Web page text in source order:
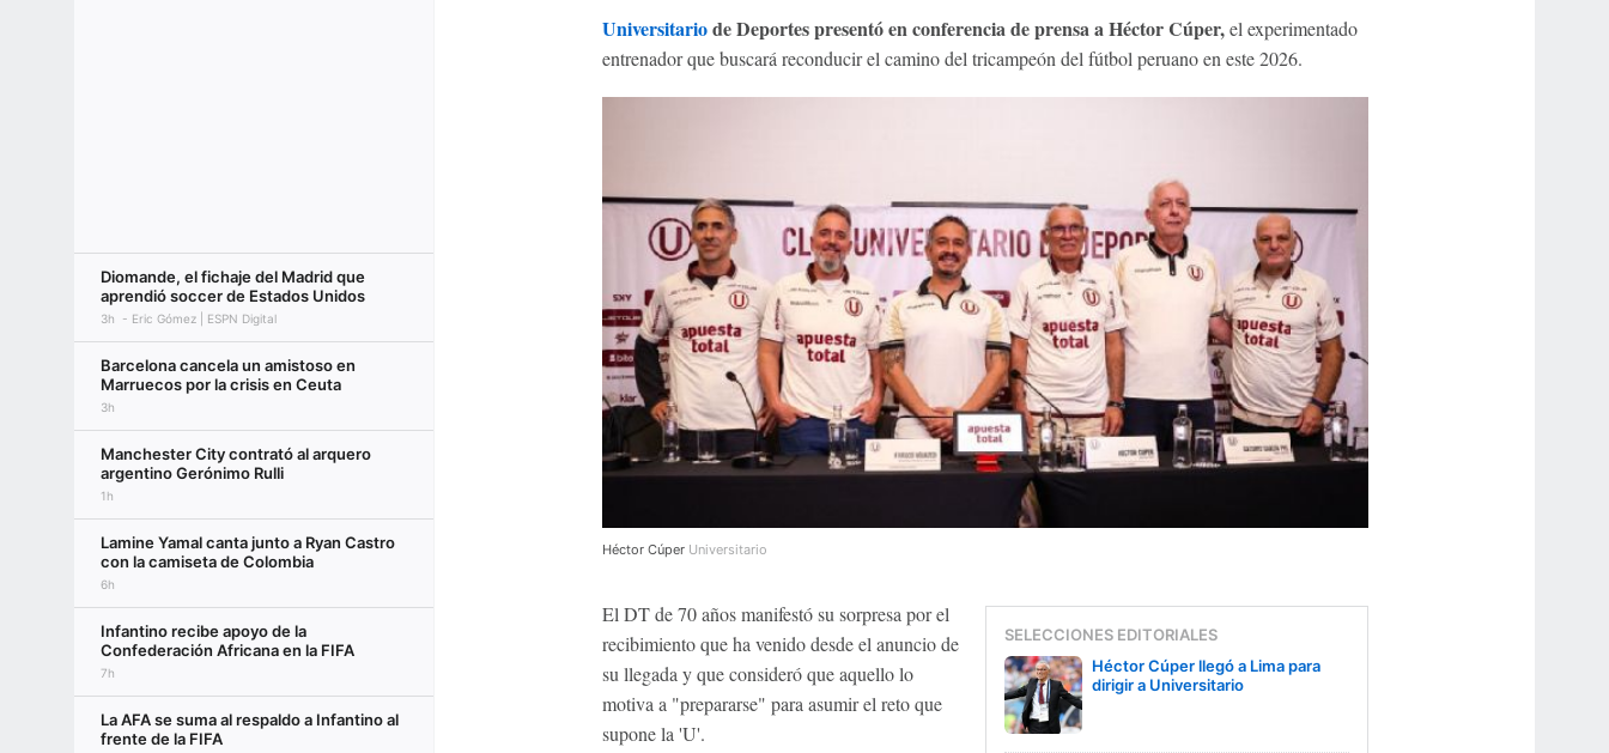
Diomande, el fichaje del Madrid que
aprendió soccer de Estados Unidos
3h Eric Gómez | ESPN Digital
Barcelona cancela un amistoso en
Marruecos por la crisis en Ceuta
3h
Manchester City contrató al arquero
argentino Gerónimo Rulli
1h
Lamine Yamal canta junto a Ryan Castro
con la camiseta de Colombia
6h
Infantino recibe apoyo de la
Confederación Africana en la FIFA
7h
La AFA se suma al respaldo a Infantino al
frente de la FIFA
Universitariode Deportes presentó en conferencia de prensa a Héctor Cúper,el experimentado
entrenador que buscará reconducir el camino del tricampeón del fútbol peruano en este 2026.
Héctor Cúper Universitario
SELECCIONES EDITORIALES
Héctor Cúper llegó a Lima para
dirigir a Universitario
El DT de 70 años manifestó su sorpresa por el
recibimiento que ha venido desde el anuncio de
su llegada y que consideró que aquello lo
motiva a "prepararse" para asumir el reto que
supone la 'U'.